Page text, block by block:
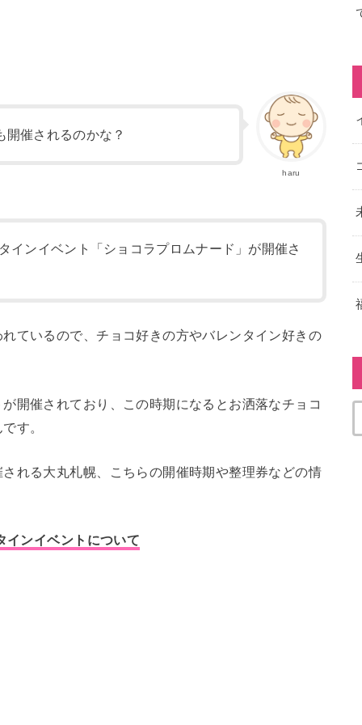
haru
催されるのかな？
インイベント「ショコラプロムナード」が開催さ
ているので、チョコ好きの方やバレンタイン好きの
開催されており、この時期になるとお洒落なチョコ
す。
れる大丸札幌、こちらの開催時期や整理券などの情
インイベントについて